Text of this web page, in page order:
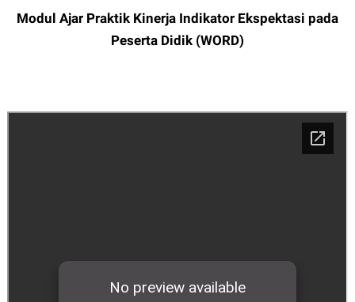
Modul Ajar Praktik Kinerja Indikator Ekspektasi pada
Peserta Didik (WORD)